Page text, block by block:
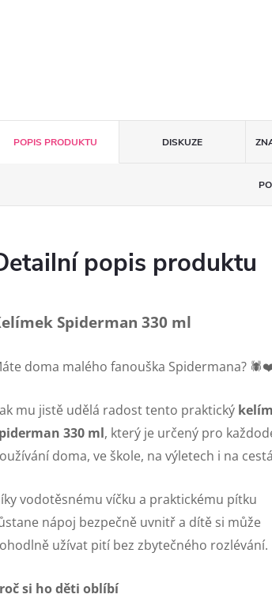
POPIS PRODUKTU DISKUZE
popis produktu
Spiderman 330 ml
doma malého fanouška Spidermana?
mu jistě udělá radost tento praktický
330 ml, který je určený pro
doma, ve škole, na výletech i na
vodotěsnému víčku a praktickému pítku
nápoj bezpečně uvnitř a dítě si může
užívat pití bez zbytečného rozlévání.
si ho děti oblíbí